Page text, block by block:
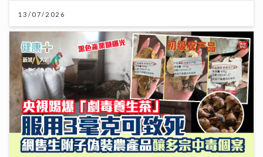
央視踢爆「劇毒養生茶」！服用3毫克可致死 網售生附子
偽裝農產品釀多宗中毒個案
30/07/2026